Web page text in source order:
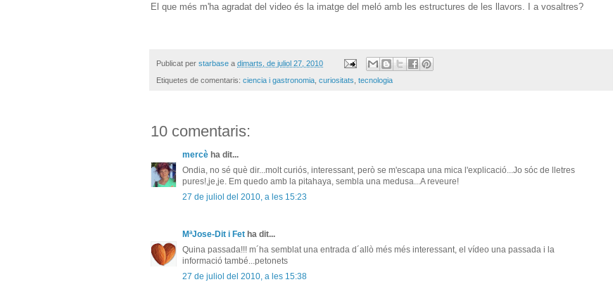
El que més m'ha agradat del video és la imatge del meló amb les estructures de les llavors. I a vosaltres?
Publicat per starbase a dimarts, de juliol 27, 2010
Etiquetes de comentaris: ciencia i gastronomia curiositats tecnologia
10 comentaris:
mercè ha dit...
Ondia, no sé què dir...molt curiós, interessant, però se m'escapa una mica l'explicació...Jo sóc de lletres
pures!,je,je. Em quedo amb la pitahaya, sembla una medusa...A reveure!
27 de juliol del 2010, a les 15:23
MªJose-Dit i Fet ha dit...
Quina passada!!! m´ha semblat una entrada d´allò més més interessant, el vídeo una passada i la
informació també...petonets
27 de juliol del 2010, a les 15:38